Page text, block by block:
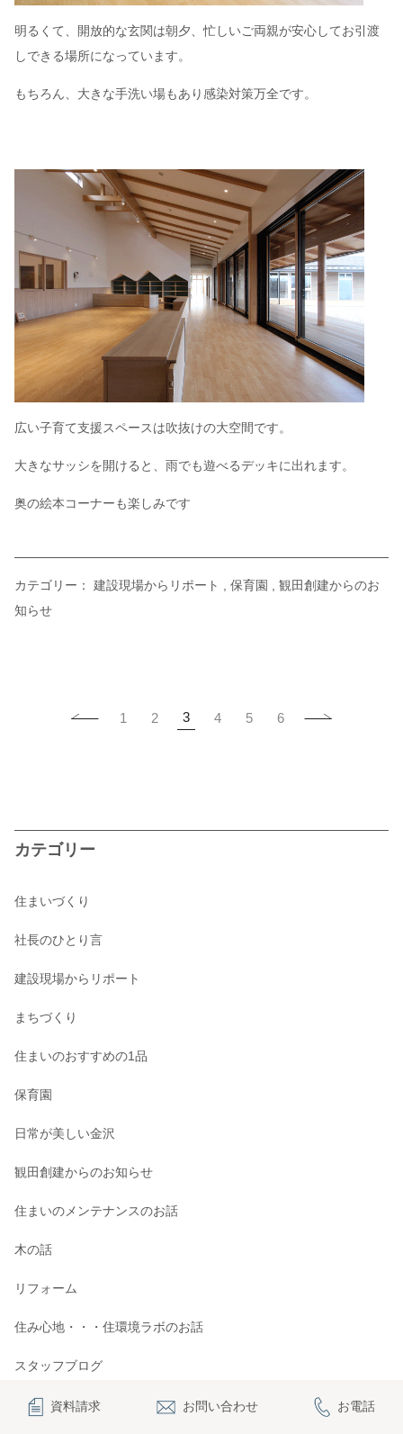
明るくて、開放的な玄関は朝夕、忙しいご両親が安心してお引渡
しできる場所になっています。
もちろん、大きな手洗い場もあり感染対策万全です。
広い子育て支援スペースは吹抜けの大空間です。
大きなサッシを開けると、雨でも遊べるデッキに出れます。
奥の絵本コーナーも楽しみです
カテゴリー： 建設現場からリポート 保育園
観田創建からのお
知らせ
1 2 3 4 5 6
カテゴリー
住まいづくり
社長のひとり言
建設現場からリポート
まちづくり
住まいのおすすめの1品
保育園
日常が美しい金沢
観田創建からのお知らせ
住まいのメンテナンスのお話
木の話
リフォーム
住み心地・・・住環境ラボのお話
スタッフブログ
金沢スタイル
資料請求 お問い合わせ お電話